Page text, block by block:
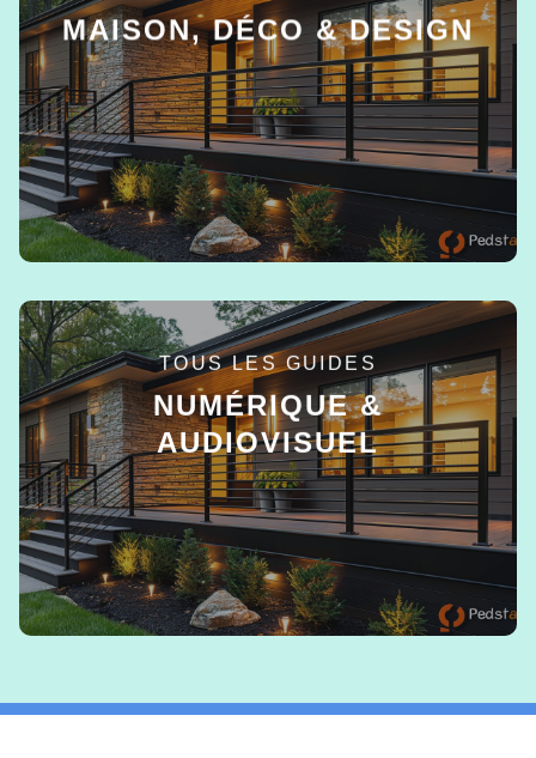
MAISON, DÉCO & DESIGN
EN SAVOIR +
TOUS LES GUIDES
NUMÉRIQUE &
AUDIOVISUEL
EN SAVOIR +